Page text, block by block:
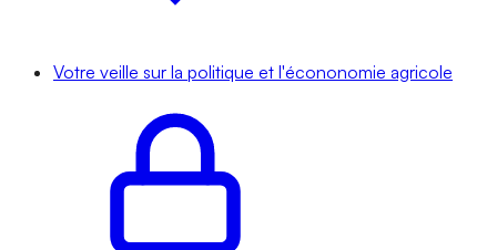
Votre veille sur la politique et l'écononomie agricole